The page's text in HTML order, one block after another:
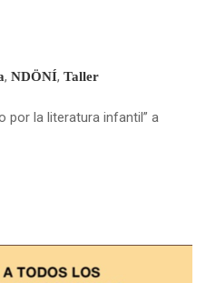
, NDÖNÍ, Taller
por la literatura infantil” a